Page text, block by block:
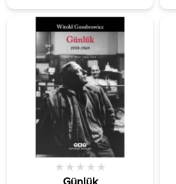
Günlük
★ ★ ★ ★ ★